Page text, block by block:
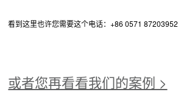
看到这里也许您需要这个电话：+86 0571 87203952
或者您再看看我们的案例 >